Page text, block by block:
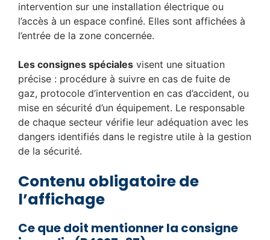
intervention sur une installation électrique ou
l’accès à un espace confiné. Elles sont affichées à
l’entrée de la zone concernée.
Les consignes spéciales visent une situation
précise : procédure à suivre en cas de fuite de
gaz, protocole d’intervention en cas d’accident, ou
mise en sécurité d’un équipement. Le responsable
de chaque secteur vérifie leur adéquation avec les
dangers identifiés dans le registre utile à la gestion
de la sécurité.
Contenu obligatoire de
l’affichage
Ce que doit mentionner la consigne